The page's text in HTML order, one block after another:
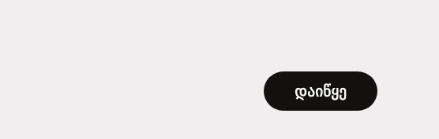
დაიწყე